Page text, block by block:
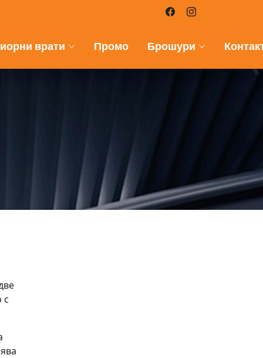
врати Промо Брошури
с